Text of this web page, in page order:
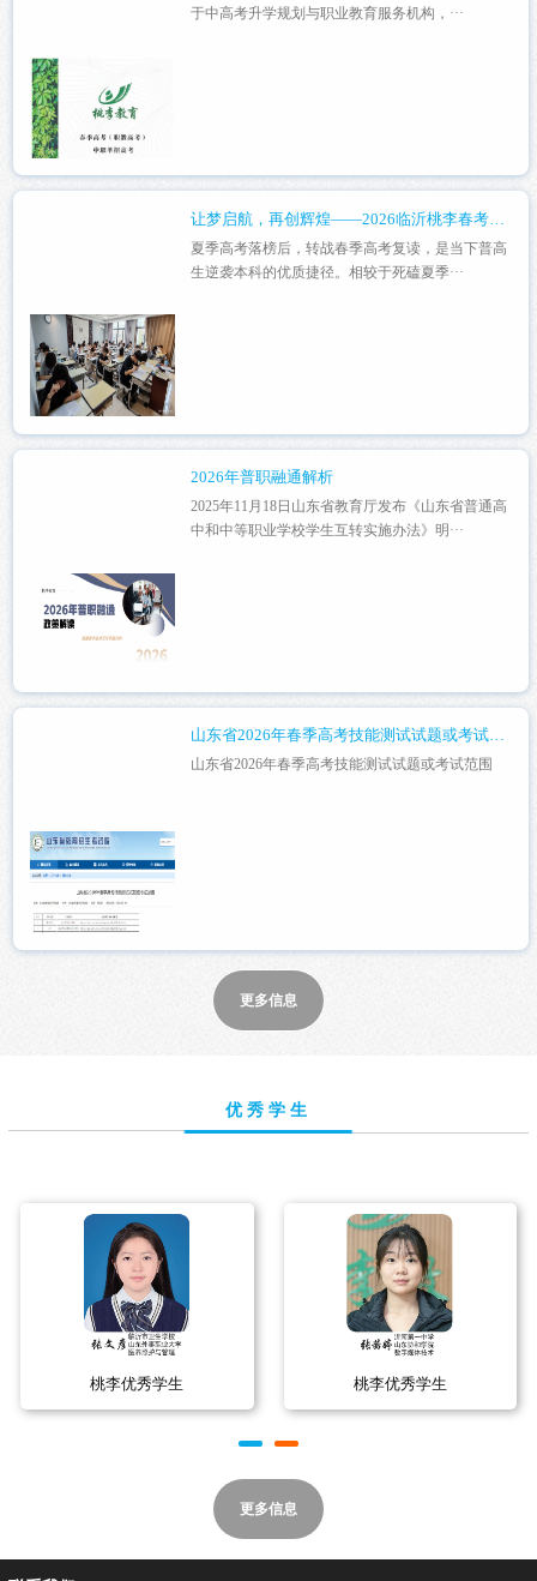
于中高考升学规划与职业教育服务机构，···
夏季高考落榜后，转战春季高考复读，是当下普高
生逆袭本科的优质捷径。相较于死磕夏季···
2026年普职融通解析
2025年11月18日山东省教育厅发布《山东省普通高
中和中等职业学校学生互转实施办法》明···
山东省2026年春季高考技能测试试题或考试范围
山东省2026年春季高考技能测试试题或考试范围
更多信息
优秀学生
桃李优秀学生 桃李优秀学生
更多信息